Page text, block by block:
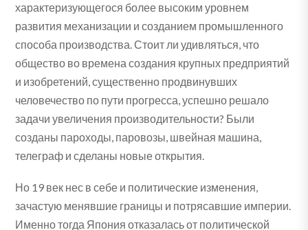
характеризующегося более высоким уровнем
развития механизации и созданием промышленного
способа производства. Стоит ли удивляться, что
общество во времена создания крупных предприятий
и изобретений, существенно продвинувших
человечество по пути прогресса, успешно решало
задачи увеличения производительности? Были
созданы пароходы, паровозы, швейная машина,
телеграф и сделаны новые открытия.
Но 19 век нес в себе и политические изменения,
зачастую менявшие границы и потрясавшие империи.
Именно тогда Япония отказалась от политической